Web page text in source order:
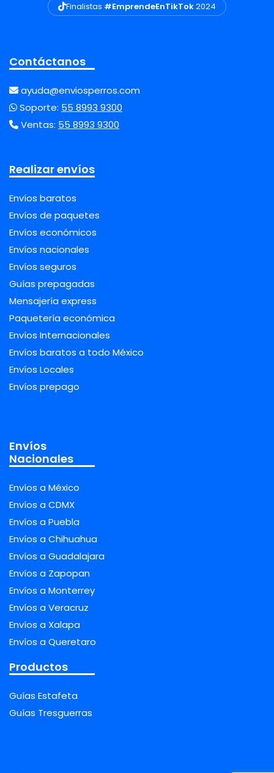
Finalistas #EmprendeEnTikTok2024
Contáctanos
ayuda@enviosperros.com
Soporte: 55 8993 9300
Ventas: 55 8993 9300
Realizar envíos
Envíos baratos
Envíos de paquetes
Envíos económicos
Envíos nacionales
Envíos seguros
Guías prepagadas
Mensajería express
Paquetería económica
Envíos Internacionales
Envíos baratos a todo México
Envíos Locales
Envíos prepago
Envíos
Nacionales
Envíos a México
Envíos a CDMX
Envíos a Puebla
Envíos a Chihuahua
Envíos a Guadalajara
Envíos a Zapopan
Envíos a Monterrey
Envíos a Veracruz
Envíos a Xalapa
Envíos a Queretaro
Productos
Guías Estafeta
Guías Tresguerras